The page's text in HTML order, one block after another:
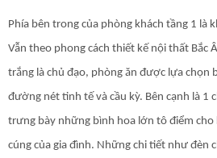
Phía bên trong của phòng khách tầng 1 là
Vẫn theo phong cách thiết kế nội thất Bắc
trắng là chủ đạo, phòng ăn được lựa chọn
đường nét tinh tế và cầu kỳ. Bên cạnh là 1
trưng bày những bình hoa lớn tô điểm cho
cúng của gia đình. Những chi tiết như đèn